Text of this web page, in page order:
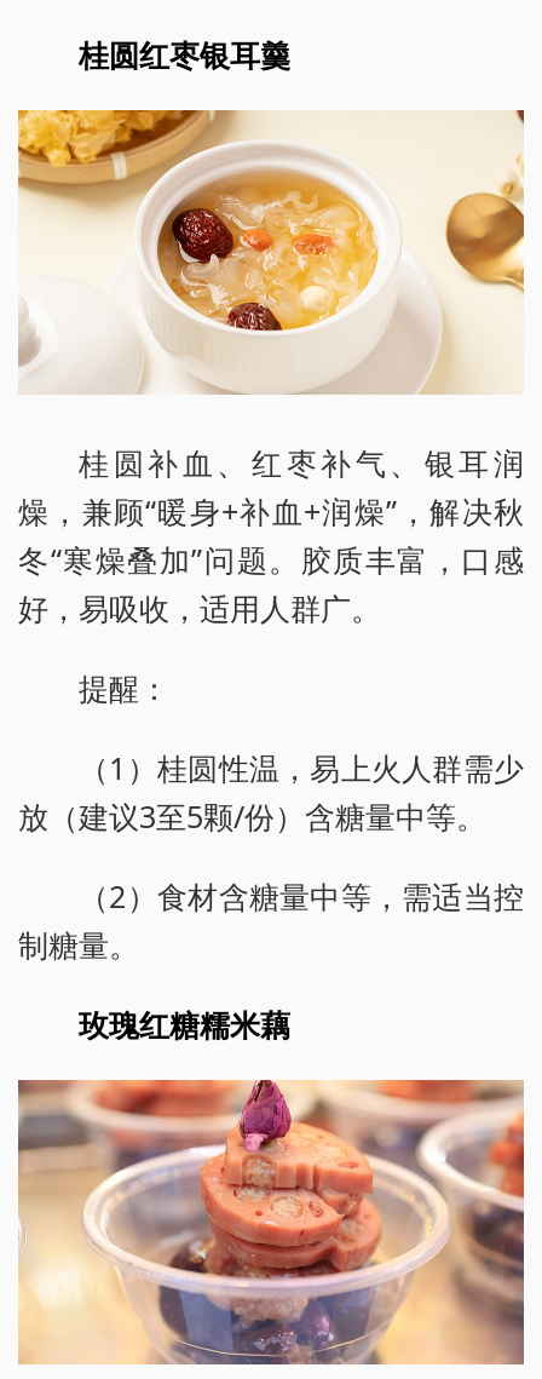
桂圆红枣银耳羹
桂圆补血、红枣补气、银耳润
燥，兼顾“暖身+补血+润燥”，解决秋
冬“寒燥叠加”问题。胶质丰富，口感
好，易吸收，适用人群广。
提醒：
（1）桂圆性温，易上火人群需少
放（建议3至5颗/份）含糖量中等。
（2）食材含糖量中等，需适当控
制糖量。
玫瑰红糖糯米藕